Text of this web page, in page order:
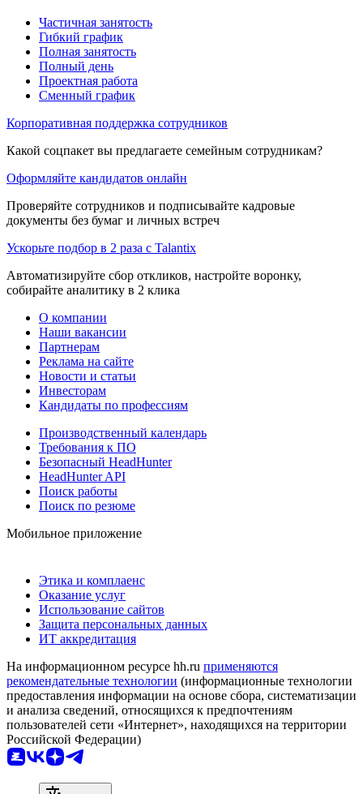
Частичная занятость
Гибкий график
Полная занятость
Полный день
Проектная работа
Сменный график
Корпоративная поддержка сотрудников
Какой соцпакет вы предлагаете семейным сотрудникам?
Оформляйте кандидатов онлайн
Проверяйте сотрудников и подписывайте кадровые
документы без бумаг и личных встреч
Ускорьте подбор в 2 раза с Talantix
Автоматизируйте сбор откликов, настройте воронку,
собирайте аналитику в 2 клика
О компании
Наши вакансии
Партнерам
Реклама на сайте
Новости и статьи
Инвесторам
Кандидаты по профессиям
Производственный календарь
Требования к ПО
Безопасный HeadHunter
HeadHunter API
Поиск работы
Поиск по резюме
Мобильное приложение
Этика и комплаенс
Оказание услуг
Использование сайтов
Защита персональных данных
ИТ аккредитация
На информационном ресурсе hh.ru применяются
рекомендательные технологии (информационные технологии
предоставления информации на основе сбора, систематизации
и анализа сведений, относящихся к предпочтениям
пользователей сети «Интернет», находящихся на территории
Российской Федерации)